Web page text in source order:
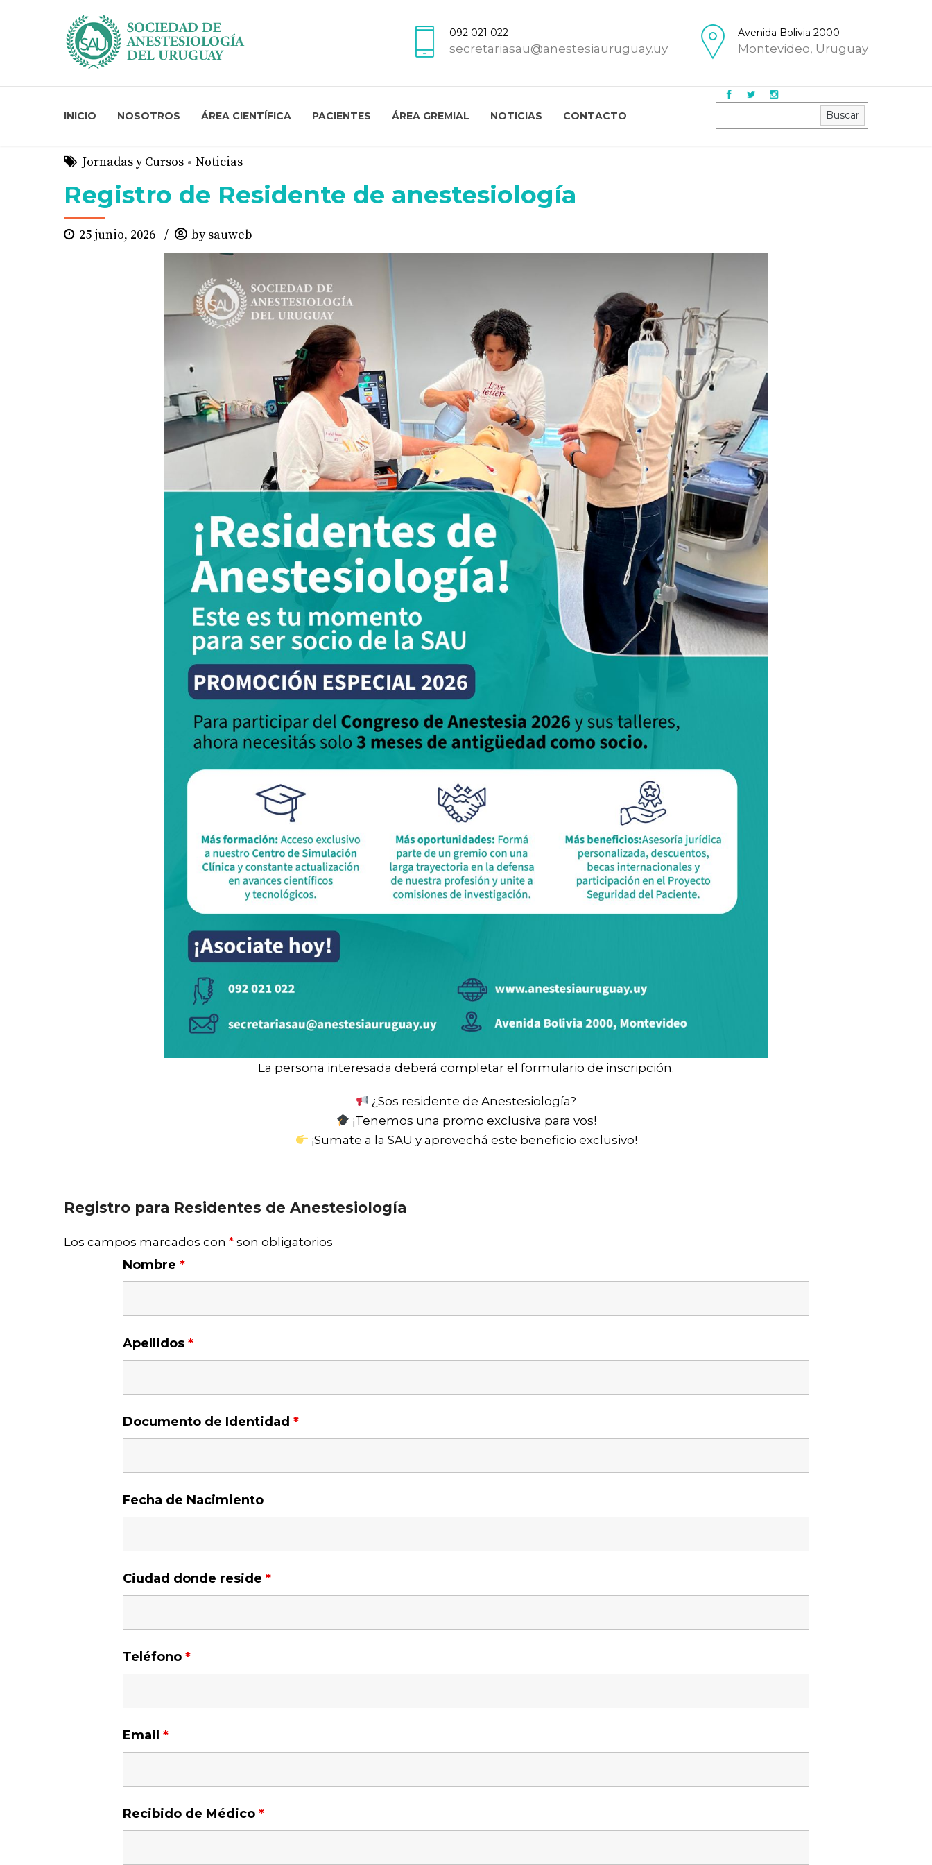
092 021 022
secretariasau@anestesiauruguay.uy
Avenida Bolivia 2000
Montevideo, Uruguay
Buscar
INICIO NOSOTROS ÁREA CIENTÍFICA PACIENTES ÁREA GREMIAL NOTICIAS CONTACTO
Jornadas y Cursos Noticias
Registro de Residente de anestesiología
25 junio, 2026 by sauweb
La persona interesada deberá completar el formulario de inscripción.
¿Sos residente de Anestesiología?
¡Tenemos una promo exclusiva para vos!
¡Sumate a la SAU y aprovechá este beneficio exclusivo!
Registro para Residentes de Anestesiología
Los campos marcados con * son obligatorios
Nombre *
Apellidos *
Documento de Identidad *
Fecha de Nacimiento
Ciudad donde reside *
Teléfono *
Email *
Recibido de Médico *